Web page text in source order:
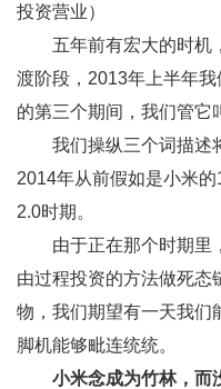
投资营业）
五年前有宏大的时机
渡阶段，2013年上半年
的第三个期间，我们管它
我们操纵三个词描述
2014年从前假如是小米
2.0时期。
由于正在那个时期里
由过程投资的方法做死态
物，我们期望有一天我们
脚机能够毗连统统。
小米念成为竹林，而